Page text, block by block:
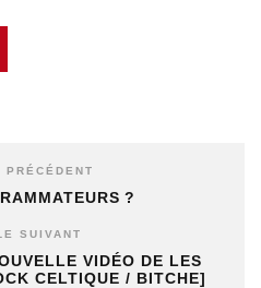
PRÉCÉDENT
?
SUIVANT
VIDÉO DE LES
CELTIQUE / BITCHE]